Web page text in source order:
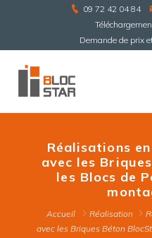
09 72 42 04 84
Demande de prix
Réalisations
avec les
les Blocs de
Accueil Réalisation
avec les Briques Béton